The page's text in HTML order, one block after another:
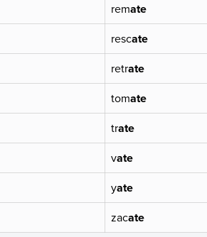
remate
rescate
retrate
tomate
trate
vate
yate
zacate